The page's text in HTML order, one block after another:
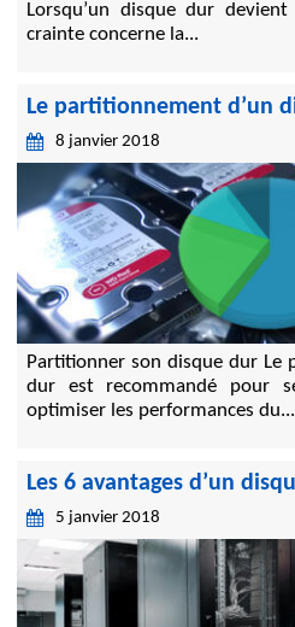
Lorsqu’un disque dur
crainte concerne la...
Le partitionnement d’un
8 janvier 2018
Partitionner son disque dur Le
dur est recommandé pour
optimiser les performances du...
Les 6 avantages d’un
5 janvier 2018